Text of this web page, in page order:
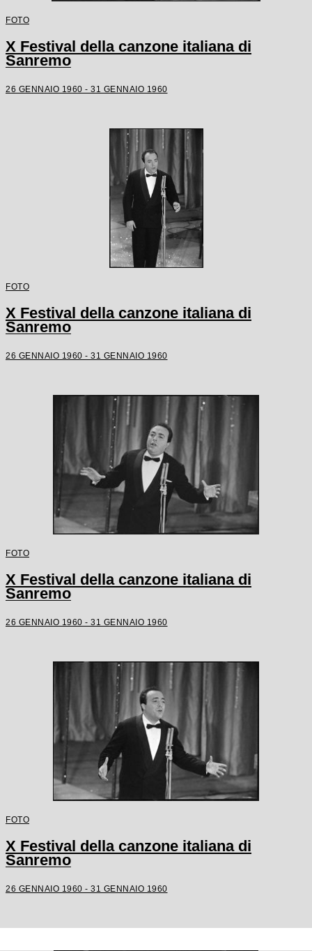
FOTO
X Festival della canzone italiana di
Sanremo
26 GENNAIO 1960 - 31 GENNAIO 1960
FOTO
X Festival della canzone italiana di
Sanremo
26 GENNAIO 1960 - 31 GENNAIO 1960
FOTO
X Festival della canzone italiana di
Sanremo
26 GENNAIO 1960 - 31 GENNAIO 1960
FOTO
X Festival della canzone italiana di
Sanremo
26 GENNAIO 1960 - 31 GENNAIO 1960